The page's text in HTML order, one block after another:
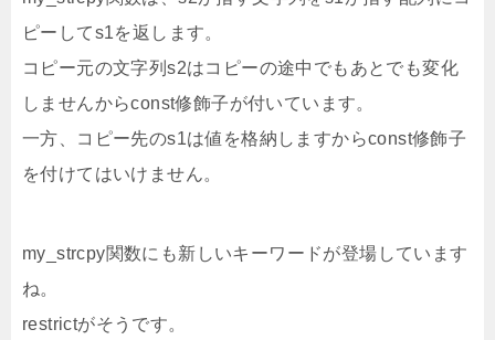
ピーしてs1を返します。
コピー元の文字列s2はコピーの途中でもあとでも変化
しませんからconst修飾子が付いています。
一方、コピー先のs1は値を格納しますからconst修飾子
を付けてはいけません。
my_strcpy関数にも新しいキーワードが登場しています
ね。
restrictがそうです。